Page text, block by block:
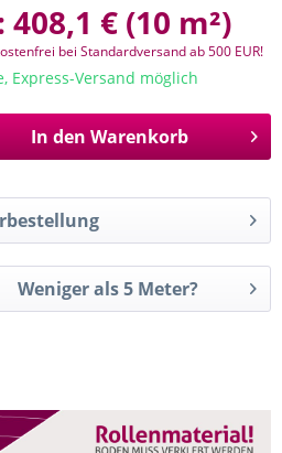
408,1 € (10 m²)
bei Standardversand ab 500 EUR!
Express-Versand möglich
In den Warenkorb
Weniger als 5 Meter?